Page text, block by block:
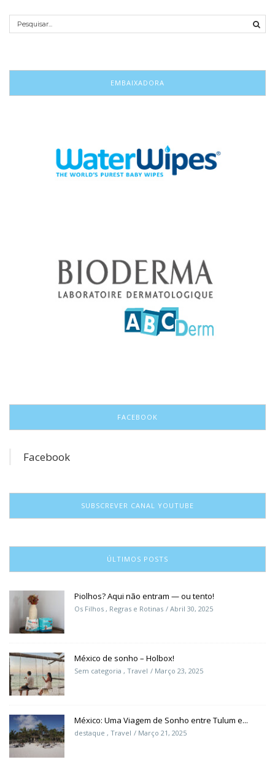
EMBAIXADORA
FACEBOOK
Facebook
SUBSCREVER CANAL YOUTUBE
ÚLTIMOS POSTS
Piolhos? Aqui não entram — ou tento!
Os Filhos , Regras e Rotinas Abril 30, 2025
México de sonho – Holbox!
Sem categoria , Travel Março 23, 2025
México: Uma Viagem de Sonho entre Tulum e...
destaque , Travel Março 21, 2025